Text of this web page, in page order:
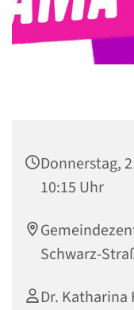
Donnerstag,
10:15 Uhr
Schwarz-
Dr. Katharina